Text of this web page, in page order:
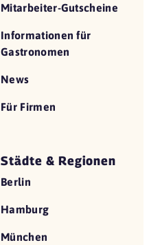
Mitarbeiter-Gutscheine
Informationen für
Gastronomen
News
Für Firmen
Städte & Regionen
Berlin
Hamburg
München